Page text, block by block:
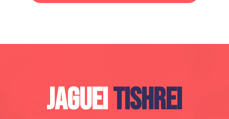
JAGUEITISHREI